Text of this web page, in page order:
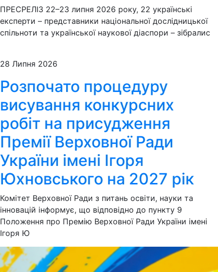
ПРЕСРЕЛІЗ 22–23 липня 2026 року, 22 українські
експерти – представники національної дослідницької
спільноти та української наукової діаспори – зібралис
28 Липня 2026
Розпочато процедуру
висування конкурсних
робіт на присудження
Премії Верховної Ради
України імені Ігоря
Юхновського на 2027 рік
Комітет Верховної Ради з питань освіти, науки та
інновацій інформує, що відповідно до пункту 9
Положення про Премію Верховної Ради України імені
Ігоря Ю